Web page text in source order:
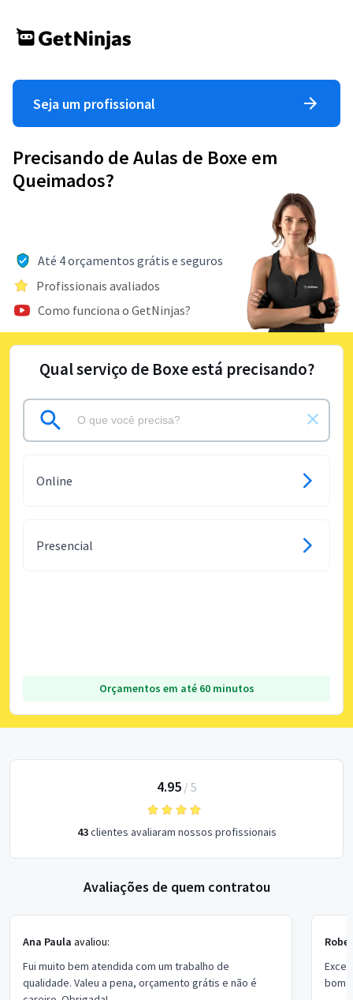
Seja um profissional
Precisando de Aulas de Boxe em
Queimados?
Até 4 orçamentos grátis e seguros
Profissionais avaliados
Como funciona o GetNinjas?
Qual serviço de Boxe está precisando?
Online
Presencial
Orçamentos em até 60 minutos
4.95/ 5
43clientes avaliaram nossos profissionais
Avaliações de quem contratou
Ana Paula avaliou:
Fui muito bem atendida com um trabalho de
qualidade. Valeu a pena, orçamento grátis e não é
bom